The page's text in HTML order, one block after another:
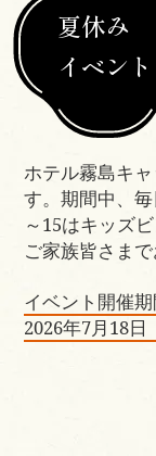
夏休み
イベント
ホテル霧島キ
す。期間中、
～15はキッズ
ご家族皆さまで
イベント開催
2026年7月18日